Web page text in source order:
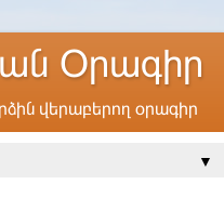
Օրագիր
վերաբերող օրագիր
▼